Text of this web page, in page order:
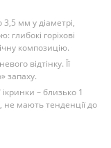
3,5 мм у діаметрі,
глибокі горіхові
композицію.
відтінку. Її
запаху.
– близько 1
мають тенденції до